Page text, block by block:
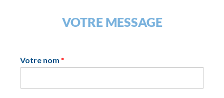
VOTRE MESSAGE
Votre nom *